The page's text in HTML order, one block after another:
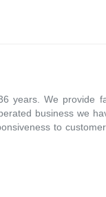
years. We provide
business we
to